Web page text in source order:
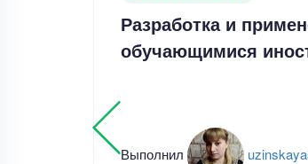
Разработка и
обучающимися
Выполнил